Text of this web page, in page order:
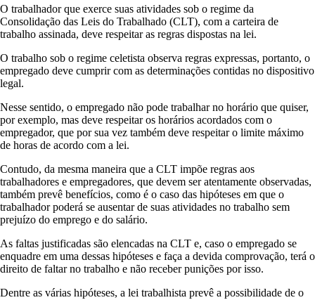
O trabalhador que exerce suas atividades sob o regime da
Consolidação das Leis do Trabalhado (CLT), com a carteira de
trabalho assinada, deve respeitar as regras dispostas na lei.
O trabalho sob o regime celetista observa regras expressas, portanto, o
empregado deve cumprir com as determinações contidas no dispositivo
legal.
Nesse sentido, o empregado não pode trabalhar no horário que quiser,
por exemplo, mas deve respeitar os horários acordados com o
empregador, que por sua vez também deve respeitar o limite máximo
de horas de acordo com a lei.
Contudo, da mesma maneira que a CLT impõe regras aos
trabalhadores e empregadores, que devem ser atentamente observadas,
também prevê benefícios, como é o caso das hipóteses em que o
trabalhador poderá se ausentar de suas atividades no trabalho sem
prejuízo do emprego e do salário.
As faltas justificadas são elencadas na CLT e, caso o empregado se
enquadre em uma dessas hipóteses e faça a devida comprovação, terá o
direito de faltar no trabalho e não receber punições por isso.
Dentre as várias hipóteses, a lei trabalhista prevê a possibilidade de o